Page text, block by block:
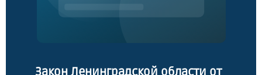
Закон Ленинградской области от